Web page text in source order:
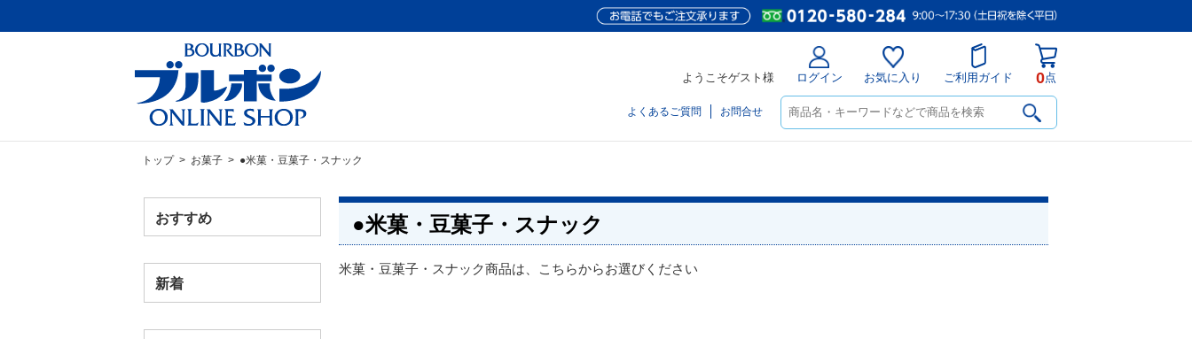
ようこそゲスト様 ログイン お気に入り ご利用ガイド 0点
よくあるご質問 お問合せ
トップ> お菓子> ●米菓・豆菓子・スナック
おすすめ
新着
●米菓・豆菓子・スナック
米菓・豆菓子・スナック商品は、こちらからお選びください